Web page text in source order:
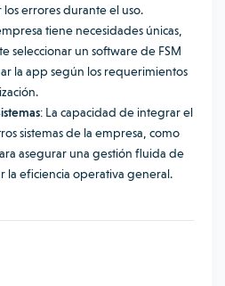
errores durante el uso.
tiene necesidades únicas,
seleccionar un software de FSM
la app según los requerimientos
: La capacidad de integrar el
sistemas de la empresa, como
asegurar una gestión fluida de
la eficiencia operativa general.